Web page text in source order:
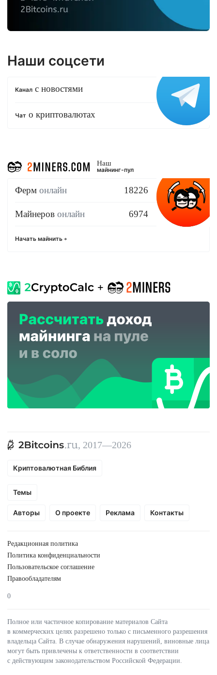
Наши соцсети
Канал с новостями
Чат о криптовалютах
Наш
майнинг-пул
Ферм онлайн 18226
Майнеров онлайн 6974
Начать майнить
, 2017—2026
Криптовалютная Библия
Темы
Авторы О проекте Реклама Контакты
Редакционная политика
Политика конфиденциальности
Пользовательское соглашение
Правообладателям
0
Полное или частичное копирование материалов Сайта
в коммерческих целях разрешено только с письменного разрешения
владельца Сайта. В случае обнаружения нарушений, виновные лица
могут быть привлечены к ответственности в соответствии
с действующим законодательством Российской Федерации.